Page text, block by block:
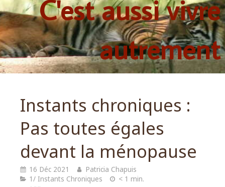
C'est aussi vivre
autrement
Instants chroniques :
Pas toutes égales
devant la ménopause
16 Déc 2021
Patricia Chapuis
1/ Instants Chroniques
< 1 min.